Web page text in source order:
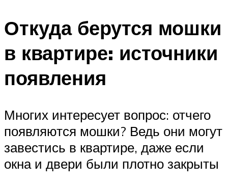
Откуда берутся мошки
в квартире: источники
появления
Многих интересует вопрос: отчего
появляются мошки? Ведь они могут
завестись в квартире, даже если
окна и двери были плотно закрыты